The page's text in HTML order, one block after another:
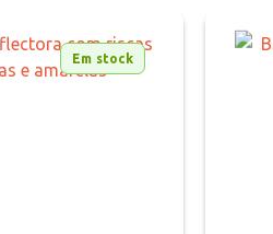
Em stock